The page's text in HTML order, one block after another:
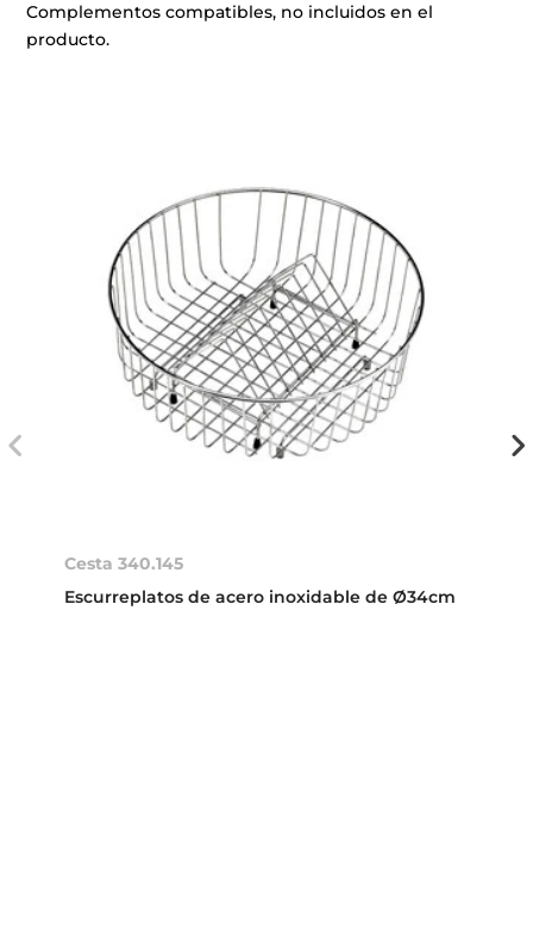
Complementos compatibles, no incluidos en el
producto.
Cesta 340.145
Escurreplatos de acero inoxidable de Ø34cm